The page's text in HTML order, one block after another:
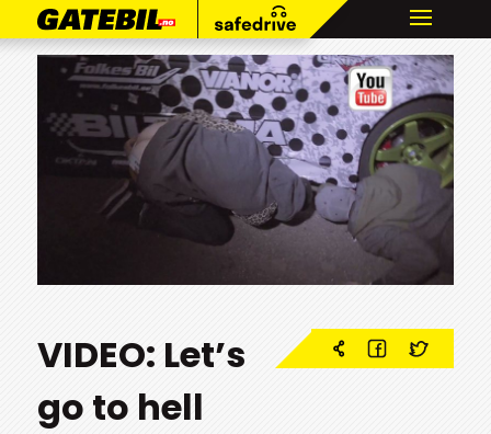
VIDEO: Let’s
go to hell